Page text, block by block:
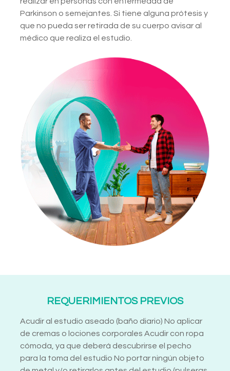
Parkinson o semejantes. Si tiene alguna prótesis y
que no pueda ser retirada de su cuerpo avisar al
médico que realiza el estudio.
REQUERIMIENTOS PREVIOS
Acudir al estudio aseado (baño diario) No aplicar
de cremas o lociones corporales Acudir con ropa
cómoda, ya que deberá descubrirse el pecho
para la toma del estudio No portar ningún objeto